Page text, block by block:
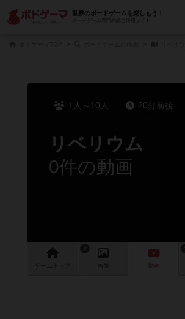
世界のボードゲームを楽しもう！
ボードゲーム専門の総合情報サイト
1人～10人 20分前後
リベリウム
0件の動画
ゲーム 画像